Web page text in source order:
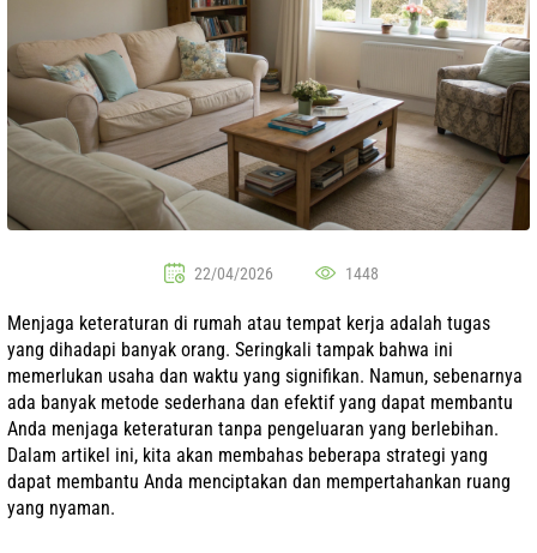
22/04/2026 1448
Menjaga keteraturan di rumah atau tempat kerja adalah tugas
yang dihadapi banyak orang. Seringkali tampak bahwa ini
memerlukan usaha dan waktu yang signifikan. Namun, sebenarnya
ada banyak metode sederhana dan efektif yang dapat membantu
Anda menjaga keteraturan tanpa pengeluaran yang berlebihan.
Dalam artikel ini, kita akan membahas beberapa strategi yang
dapat membantu Anda menciptakan dan mempertahankan ruang
yang nyaman.